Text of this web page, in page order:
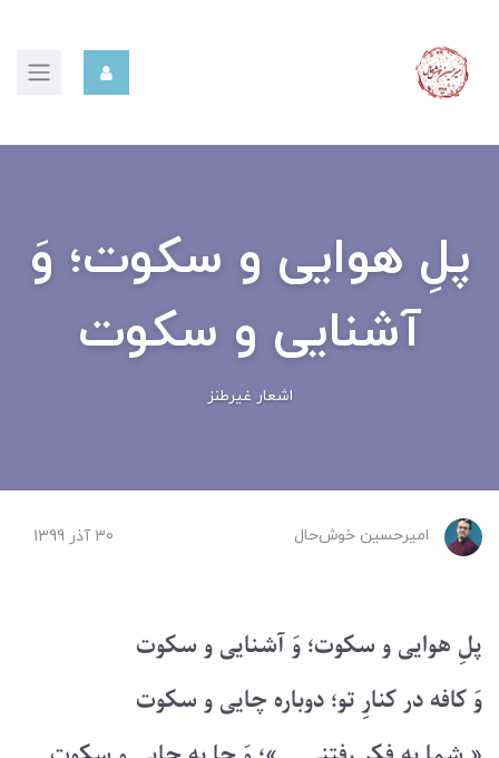
پلِ هوایی و سکوت؛ وَ
آشنایی و سکوت
اشعار غیرطنز
امیرحسین ‌خوش‌حال 30 آذر 1399
پلِ هوایی و سکوت؛ وَ آشنایی و سکوت
وَ کافه در کنارِ تو؛ دوباره چایی و سکوت